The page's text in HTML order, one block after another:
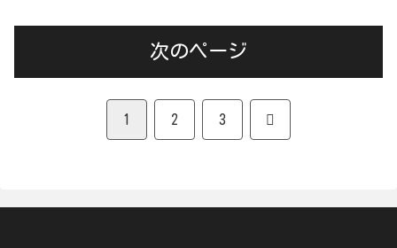
次のページ
1 2 3 次